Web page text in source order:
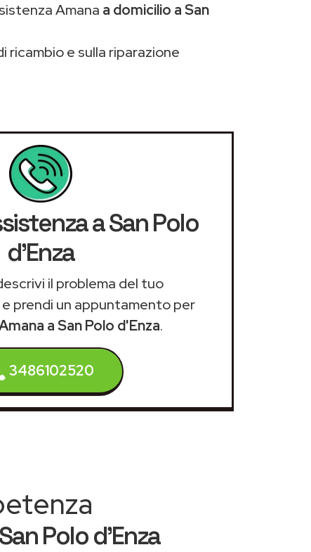
Amana a domicilio a San
ricambio e sulla riparazione
a San Polo
d'Enza
il problema del tuo
prendi un appuntamento per
a San Polo d'Enza.
3486102520
Polo d'Enza